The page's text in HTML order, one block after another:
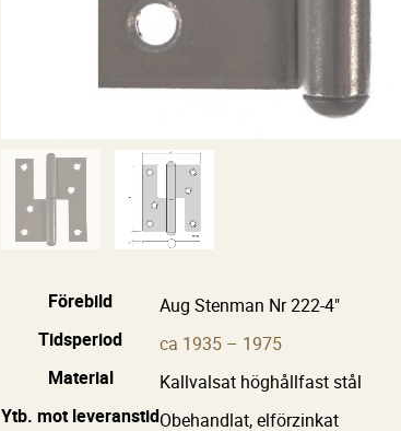
Förebild
Aug Stenman Nr 222-4"
Tidsperiod
ca 1935 – 1975
Material
Kallvalsat höghållfast stål
Ytb. mot leveranstidObehandlat, elförzinkat